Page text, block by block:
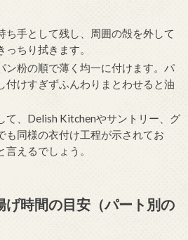
ち手として残し、周囲の殻を外して
ちり拭きます。
粉の順で薄く均一に付けます。パ
付けすぎずふんわりまとわせると油
て、Delish Kitchenやサントリー、グ
も同様の衣付け工程が示されてお
えるでしょう。
げ時間の目安（パート別の